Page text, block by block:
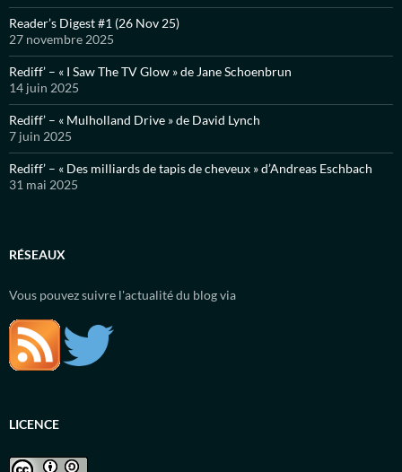
Reader’s Digest #1 (26 Nov 25)
27 novembre 2025
Rediff’ – « I Saw The TV Glow » de Jane Schoenbrun
14 juin 2025
Rediff’ – « Mulholland Drive » de David Lynch
7 juin 2025
Rediff’ – « Des milliards de tapis de cheveux » d’Andreas Eschbach
31 mai 2025
RÉSEAUX
Vous pouvez suivre l'actualité du blog via
LICENCE